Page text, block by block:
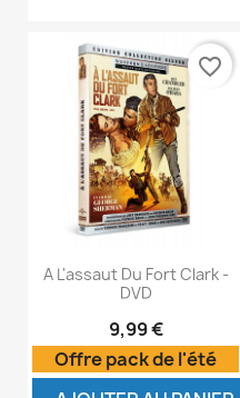
A L'assaut Du Fort Clark -
DVD
9,99 €
Offre pack de l'été
favorite_border